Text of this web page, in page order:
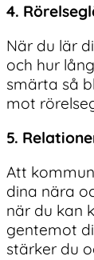
4.
När du lär
och hur
smärta så
mot
5.
Att
dina nära
när du kan
gentemot
stärker du